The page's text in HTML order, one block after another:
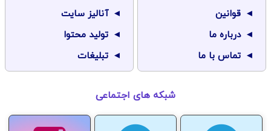
قوانین
درباره ما
تماس با ما
آنالیز سایت
تولید محتوا
تبلیغات
شبکه های اجتماعی